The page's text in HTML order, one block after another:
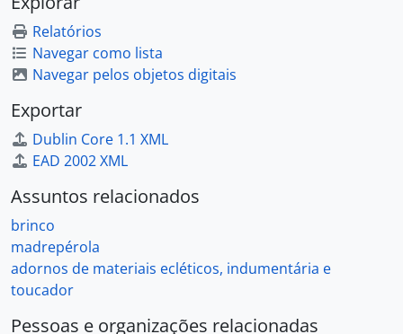
Relatórios
Navegar como lista
Navegar pelos objetos digitais
Exportar
Dublin Core 1.1 XML
EAD 2002 XML
Assuntos relacionados
brinco
madrepérola
adornos de materiais ecléticos, indumentária e
toucador
Pessoas e organizações relacionadas